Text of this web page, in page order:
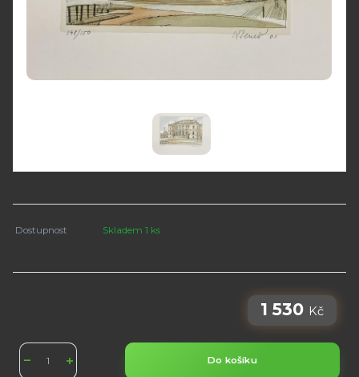
Dostupnost Skladem 1 ks
1 530 Kč
Do košíku